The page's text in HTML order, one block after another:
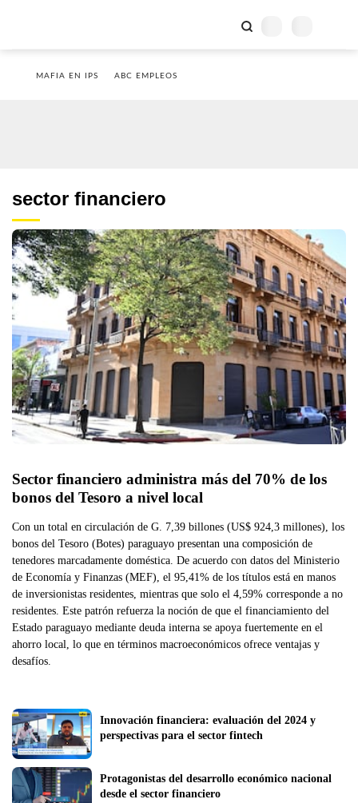
MAFIA EN IPS ABC EMPLEOS
sector financiero
Sector financiero administra más del 70% de los
bonos del Tesoro a nivel local
Con un total en circulación de G. 7,39 billones (US$ 924,3 millones), los
bonos del Tesoro (Botes) paraguayo presentan una composición de
tenedores marcadamente doméstica. De acuerdo con datos del Ministerio
de Economía y Finanzas (MEF), el 95,41% de los títulos está en manos
de inversionistas residentes, mientras que solo el 4,59% corresponde a no
residentes. Este patrón refuerza la noción de que el financiamiento del
Estado paraguayo mediante deuda interna se apoya fuertemente en el
ahorro local, lo que en términos macroeconómicos ofrece ventajas y
desafíos.
Innovación financiera: evaluación del 2024 y
perspectivas para el sector fintech
Protagonistas del desarrollo económico nacional
desde el sector financiero